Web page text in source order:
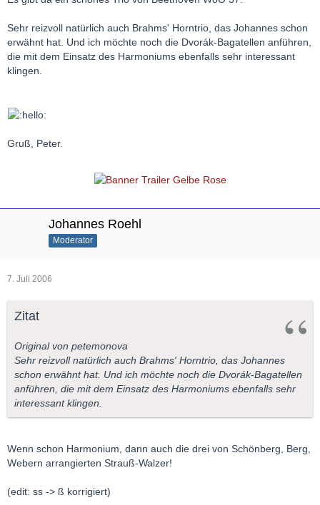
Sehr reizvoll natürlich auch Brahms' Horntrio, das Johannes schon
erwähnt hat. Und ich möchte noch die Dvorák-Bagatellen anführen,
die mit dem Einsatz des Harmoniums ebenfalls sehr interessant
klingen.
Gruß, Peter.
Johannes Roehl
Moderator
7. Juli 2006
Zitat
Original von petemonova
Sehr reizvoll natürlich auch Brahms' Horntrio, das Johannes
schon erwähnt hat. Und ich möchte noch die Dvorák-Bagatellen
anführen, die mit dem Einsatz des Harmoniums ebenfalls sehr
interessant klingen.
Wenn schon Harmonium, dann auch die drei von Schönberg, Berg,
Webern arrangierten Strauß-Walzer!
(edit: ss -> ß korrigiert)